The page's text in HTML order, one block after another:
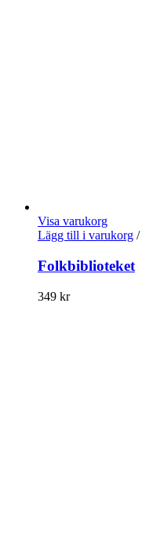
Visa varukorg
Lägg till i varukorg /
Folkbiblioteket
349 kr